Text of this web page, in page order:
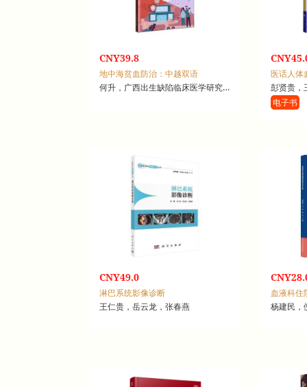
CNY39.8
地中海贫血防治：中越双语
何升，广西出生缺陷临床医学研究中心，广西壮族自治区妇幼保健院，广西出生缺陷预防控制研究所
医话人体
彭贤贵，
电子书
CNY49.0
淋巴系统影像诊断
王仁贵，岳云龙，张春燕
血液科住
杨建民，